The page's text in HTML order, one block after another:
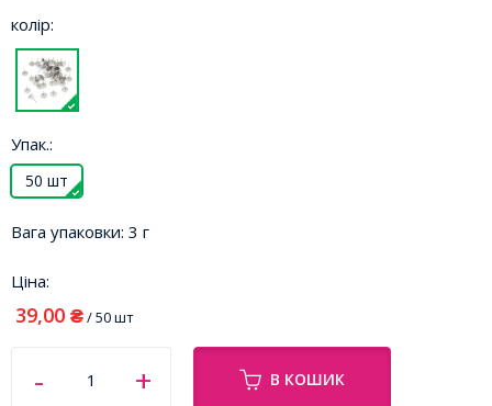
колір:
Упак.:
50 шт
Вага упаковки: 3 г
Ціна:
39,00 ₴/ 50 шт
В КОШИК